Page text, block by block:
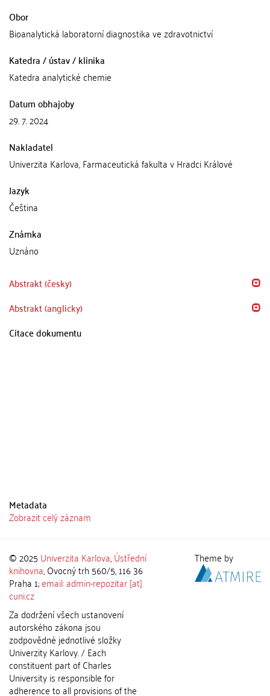
Obor
Bioanalytická laboratorní diagnostika ve zdravotnictví
Katedra / ústav / klinika
Katedra analytické chemie
Datum obhajoby
29. 7. 2024
Nakladatel
Univerzita Karlova, Farmaceutická fakulta v Hradci Králové
Jazyk
Čeština
Známka
Uznáno
Abstrakt (česky)
Abstrakt (anglicky)
Citace dokumentu
Metadata
Zobrazit celý záznam
© 2025 Univerzita Karlova,Ústřední
knihovna, Ovocný trh 560/5, 116 36
Praha 1;email: admin-repozitar [at]
cuni.cz
Za dodržení všech ustanovení
autorského zákona jsou
zodpovědné jednotlivé složky
Univerzity Karlovy. / Each
constituent part of Charles
University is responsible for
adherence to all provisions of the
Theme by